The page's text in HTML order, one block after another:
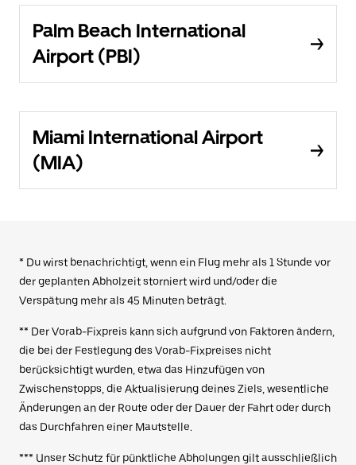
Palm Beach International
Airport (PBI)
Miami International Airport
(MIA)
* Du wirst benachrichtigt, wenn ein Flug mehr als 1 Stunde vor
der geplanten Abholzeit storniert wird und/oder die
Verspätung mehr als 45 Minuten beträgt.
** Der Vorab-Fixpreis kann sich aufgrund von Faktoren ändern,
die bei der Festlegung des Vorab-Fixpreises nicht
berücksichtigt wurden, etwa das Hinzufügen von
Zwischenstopps, die Aktualisierung deines Ziels, wesentliche
Änderungen an der Route oder der Dauer der Fahrt oder durch
das Durchfahren einer Mautstelle.
*** Unser Schutz für pünktliche Abholungen gilt ausschließlich